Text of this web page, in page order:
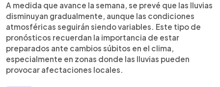
A medida que avance la semana, se prevé que las lluvias
disminuyan gradualmente, aunque las condiciones
atmosféricas seguirán siendo variables. Este tipo de
pronósticos recuerdan la importancia de estar
preparados ante cambios súbitos en el clima,
especialmente en zonas donde las lluvias pueden
provocar afectaciones locales.